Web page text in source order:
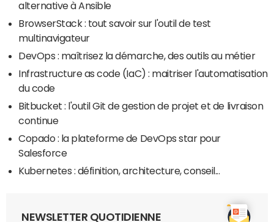
alternative à Ansible
BrowserStack : tout savoir sur l'outil de test
multinavigateur
DevOps : maîtrisez la démarche, des outils au métier
Infrastructure as code (IaC) : maitriser l'automatisation
du code
Bitbucket : l'outil Git de gestion de projet et de livraison
continue
Copado : la plateforme de DevOps star pour
Salesforce
Kubernetes : définition, architecture, conseil...
NEWSLETTER QUOTIDIENNE